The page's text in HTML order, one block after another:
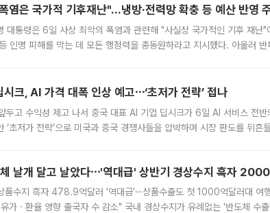
염은 국가적 기후재난"…냉방·전력망 확충 등 예산 반영
대통령은 6일 사상 최악의 폭염과 관련해 "사실상 국가적인 기후 재난
인명 피해를 막는 데 모든 행정력을 총동원하라고 지시했다. 아울러
시크, AI 가격 대폭 인상 예고⋯‘초저가 전략’ 접나
두고 수익성 제고 나서 중국 대표 AI 기업 딥시크가 6일 AI 서비스 전
‘초저가 전략’으로 미국과 중국 경쟁사들을 압박하며 시장 판도를 뒤흔
날개 달고 날았다⋯'역대급' 상반기 경상수지 흑자
품수지 흑자 478.9억달러 '역대급'⋯상품수출도 첫 1000억달러대 여
가ㆍ환율 영향 출국자 수 감소" 국내 경상수지가 유례없는 '반도체 수